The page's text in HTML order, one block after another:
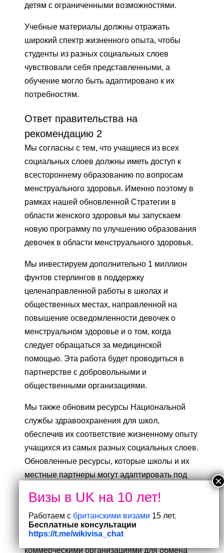
детям с ограниченными возможностями.
Учебные материалы должны отражать
широкий спектр жизненного опыта, чтобы
студенты из разных социальных слоев
чувствовали себя представленными, а
обучение могло быть адаптировано к их
потребностям.
Ответ правительства на
рекомендацию 2
Мы согласны с тем, что учащиеся из всех
социальных слоев должны иметь доступ к
всестороннему образованию по вопросам
менструального здоровья. Именно поэтому в
рамках нашей обновленной Стратегии в
области женского здоровья мы запускаем
новую программу по улучшению образования
девочек в области менструального здоровья.
Мы инвестируем дополнительно 1 миллион
фунтов стерлингов в поддержку
целенаправленной работы в школах и
общественных местах, направленной на
повышение осведомленности девочек о
менструальном здоровье и о том, когда
следует обращаться за медицинской
помощью. Эта работа будет проводиться в
партнерстве с добровольными и
общественными организациями.
Мы также обновим ресурсы Национальной
службы здравоохранения для школ,
обеспечив их соответствие жизненному опыту
учащихся из самых разных социальных слоев.
Обновленные ресурсы, которые школы и их
местные партнеры могут адаптировать под
ориентироваться в системе и знать, куда
обратиться за помощью.
Мы будем сотрудничать с некоммерческими и
коммерческими организациями для обмена
Работаем с британскими визами 15 лет.
Бесплатные консультации
https://t.me/wikivisa_chat